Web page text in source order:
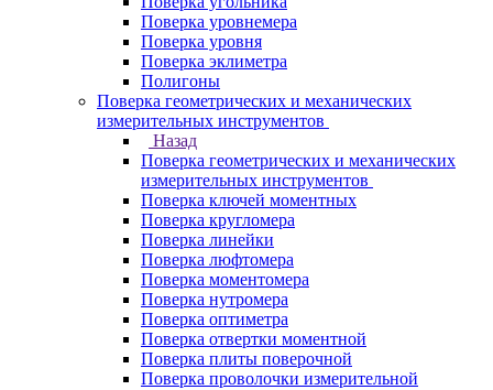
Поверка уровнемера
Поверка уровня
Поверка эклиметра
Полигоны
Поверка геометрических и механических
измерительных инструментов
Назад
Поверка геометрических и механических
измерительных инструментов
Поверка ключей моментных
Поверка кругломера
Поверка линейки
Поверка люфтомера
Поверка моментомера
Поверка нутромера
Поверка оптиметра
Поверка отвертки моментной
Поверка плиты поверочной
Поверка проволочки измерительной